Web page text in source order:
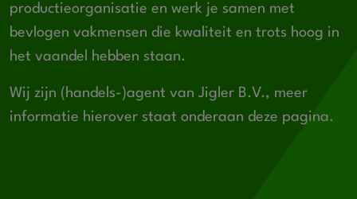
productieorganisatie en werk je samen met
bevlogen vakmensen die kwaliteit en trots hoog in
het vaandel hebben staan.
Wij zijn (handels-)agent van Jigler B.V., meer
informatie hierover staat onderaan deze pagina.